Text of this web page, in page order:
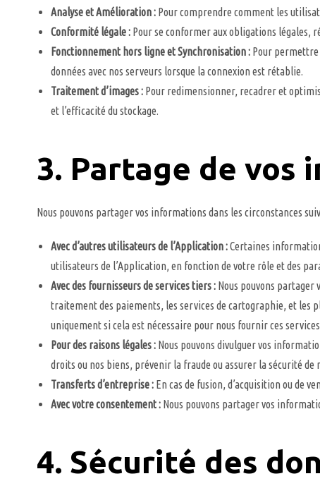
Analyse et Amélioration : Pour comprendre comment les
Conformité légale : Pour se conformer aux obligations légales,
Fonctionnement hors ligne et Synchronisation : Pour permettre
données avec nos serveurs lorsque la connexion est rétablie.
Traitement d’images : Pour redimensionner, recadrer et
et l’efficacité du stockage.
3. Partage de vos
Nous pouvons partager vos informations dans les circonstances
Avec d’autres utilisateurs de l’Application :Certaines
utilisateurs de l’Application, en fonction de votre rôle et des
Avec des fournisseurs de services tiers : Nous pouvons partager
traitement des paiements, les services de cartographie, et les
uniquement si cela est nécessaire pour nous fournir ces
Pour des raisons légales : Nous pouvons divulguer vos
droits ou nos biens, prévenir la fraude ou assurer la sécurité de
Transferts d’entreprise : En cas de fusion, d’acquisition ou de
Avec votre consentement : Nous pouvons partager vos
4. Sécurité des